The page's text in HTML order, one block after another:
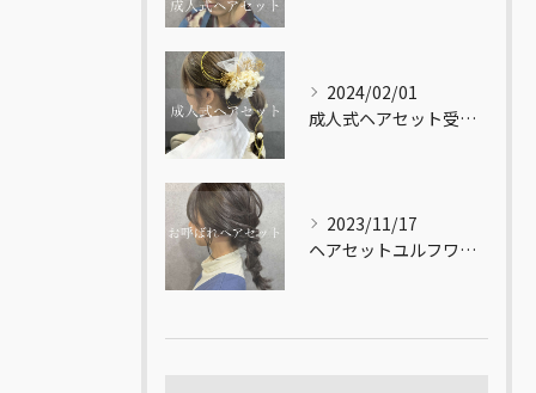
2024/02/01
成人式ヘアセット受付してます！【福岡市南区大橋の美容室LICOL】
2023/11/17
ヘアセットユルフワ♪【福岡市南区大橋の美容室LICOL】